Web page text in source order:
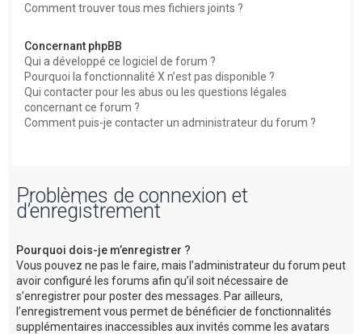
Comment trouver tous mes fichiers joints ?
Concernant phpBB
Qui a développé ce logiciel de forum ?
Pourquoi la fonctionnalité X n’est pas disponible ?
Qui contacter pour les abus ou les questions légales
concernant ce forum ?
Comment puis-je contacter un administrateur du forum ?
Problèmes de connexion et
d’enregistrement
Pourquoi dois-je m’enregistrer ?
Vous pouvez ne pas le faire, mais l’administrateur du forum peut
avoir configuré les forums afin qu’il soit nécessaire de
s’enregistrer pour poster des messages. Par ailleurs,
l’enregistrement vous permet de bénéficier de fonctionnalités
supplémentaires inaccessibles aux invités comme les avatars